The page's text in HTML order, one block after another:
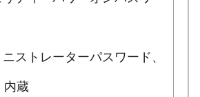
ストレーターパスワード、
内蔵